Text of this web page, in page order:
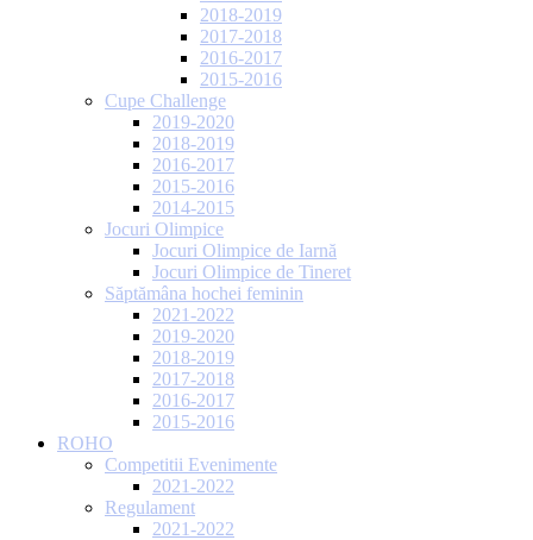
2018-2019
2017-2018
2016-2017
2015-2016
Cupe Challenge
2019-2020
2018-2019
2016-2017
2015-2016
2014-2015
Jocuri Olimpice
Jocuri Olimpice de Iarnă
Jocuri Olimpice de Tineret
Săptămâna hochei feminin
2021-2022
2019-2020
2018-2019
2017-2018
2016-2017
2015-2016
ROHO
Competitii Evenimente
2021-2022
Regulament
2021-2022